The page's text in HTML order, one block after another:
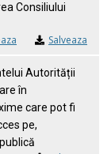
Consiliului
Salveaza
Autorității
în
care pot fi
pe,